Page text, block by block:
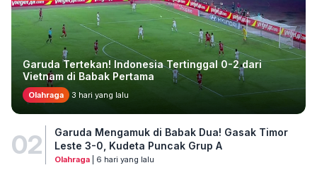
Garuda Tertekan! Indonesia Tertinggal 0-2 dari
Vietnam di Babak Pertama
Olahraga 3 hari yang lalu
02
Garuda Mengamuk di Babak Dua! Gasak Timor
Leste 3-0, Kudeta Puncak Grup A
Olahraga| 6 hari yang lalu